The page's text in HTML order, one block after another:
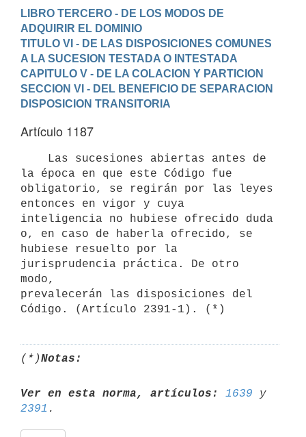
LIBRO TERCERO - DE LOS MODOS DE
ADQUIRIR EL DOMINIO
TITULO VI - DE LAS DISPOSICIONES COMUNES
A LA SUCESION TESTADA O INTESTADA
CAPITULO V - DE LA COLACION Y PARTICION
SECCION VI - DEL BENEFICIO DE SEPARACION
DISPOSICION TRANSITORIA
Artículo 1187
la época en que este Código fue
obligatorio, se regirán por las leyes
entonces en vigor y cuya
inteligencia no hubiese ofrecido duda
o, en caso de haberla ofrecido, se
hubiese resuelto por la
jurisprudencia práctica. De otro
modo,
prevalecerán las disposiciones del
(*)Notas:
Ver en esta norma, artículos: 1639
2391